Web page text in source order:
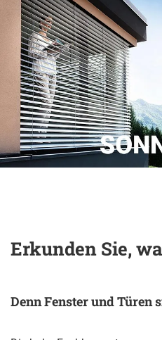
Erkunden Sie,
Denn Fens­ter und Türen